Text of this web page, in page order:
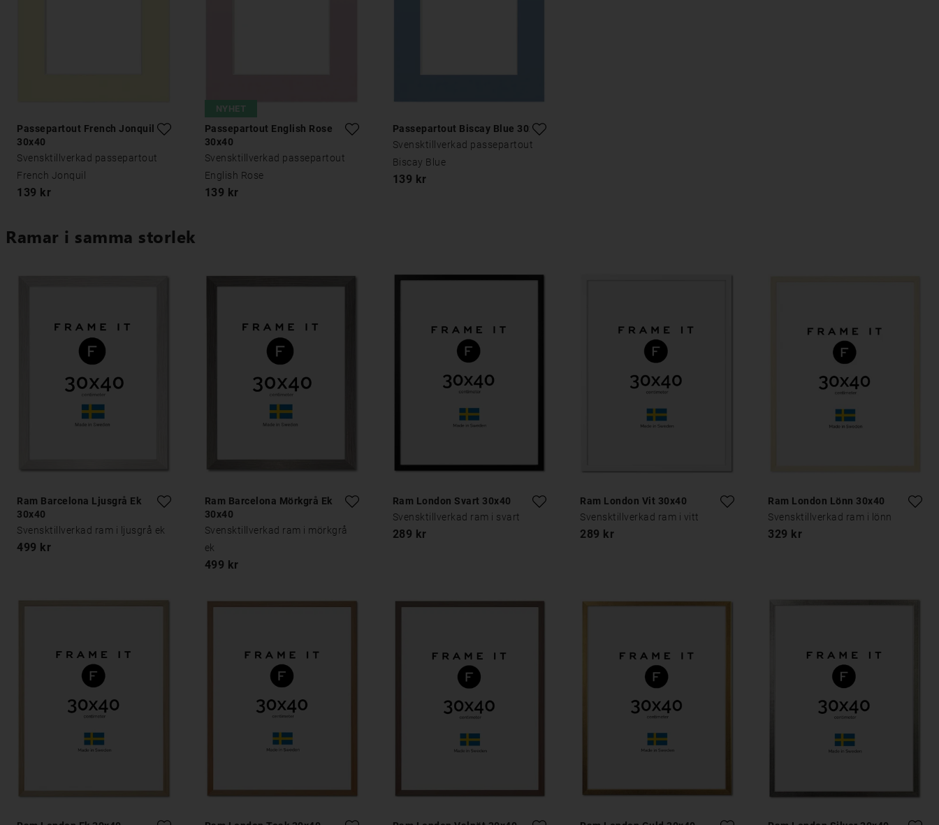
Passepartout French Jonquil
30x40
Svensktillverkad passepartout
French Jonquil
139 kr
NYHET
Passepartout English Rose
30x40
Svensktillverkad passepartout
English Rose
139 kr
Passepartout Biscay Blue 30x40
Svensktillverkad passepartout
Biscay Blue
139 kr
Ramar i samma storlek
Ram Barcelona Ljusgrå Ek
30x40
Svensktillverkad ram i ljusgrå ek
499 kr
Ram Barcelona Mörkgrå Ek
30x40
Svensktillverkad ram i mörkgrå
ek
499 kr
Ram London Svart 30x40
Svensktillverkad ram i svart
289 kr
Ram London Vit 30x40
Svensktillverkad ram i vitt
289 kr
Ram London Lönn 30x40
Svensktillverkad ram i lönn
329 kr